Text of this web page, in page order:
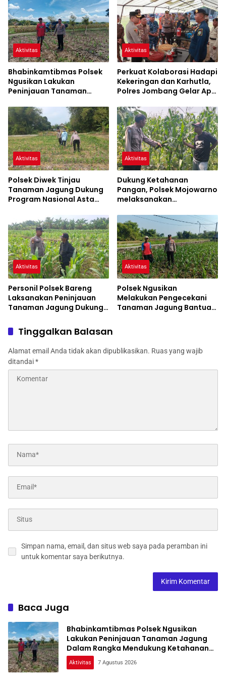
Aktivitas
Bhabinkamtibmas Polsek
Ngusikan Lakukan
Peninjauan Tanaman
Mendukung Ketahanan
Pangan
Aktivitas
Perkuat Kolaborasi Hadapi
Kekeringan dan Karhutla,
Polres Jombang Gelar Apel
Aktivitas
Polsek Diwek Tinjau
Tanaman Jagung Dukung
Program Nasional Asta
Aktivitas
Dukung Ketahanan
Pangan, Polsek Mojowarno
melaksanakan
Jagung
Aktivitas
Personil Polsek Bareng
Laksanakan Peninjauan
Tanaman Jagung Dukung
Pangan
Aktivitas
Polsek Ngusikan
Melakukan Pengecekani
Tanaman Jagung Bantuan
Tinggalkan Balasan
Alamat email Anda tidak akan dipublikasikan. Ruas yang wajib
ditandai*
Simpan nama, email, dan situs web saya pada peramban ini
untuk komentar saya berikutnya.
Baca Juga
Bhabinkamtibmas Polsek Ngusikan
Lakukan Peninjauan Tanaman Jagung
Dalam Rangka Mendukung Ketahanan
Pangan
Aktivitas 7 Agustus 2026